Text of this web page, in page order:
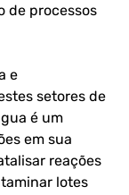
de processos
e
setores de
é um
em sua
reações
lotes